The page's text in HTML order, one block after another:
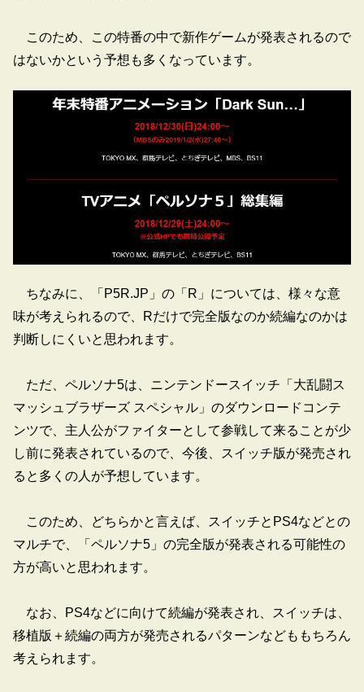
このため、この特番の中で新作ゲームが発表されるので
はないかという予想も多くなっています。
ちなみに、「P5R.JP」の「R」については、様々な意
味が考えられるので、Rだけで完全版なのか続編なのかは
判断しにくいと思われます。
ただ、ペルソナ5は、ニンテンドースイッチ「大乱闘ス
マッシュブラザーズ スペシャル」のダウンロードコンテ
ンツで、主人公がファイターとして参戦して来ることが少
し前に発表されているので、今後、スイッチ版が発売され
ると多くの人が予想しています。
このため、どちらかと言えば、スイッチとPS4などとの
マルチで、「ペルソナ5」の完全版が発表される可能性の
方が高いと思われます。
なお、PS4などに向けて続編が発表され、スイッチは、
移植版＋続編の両方が発売されるパターンなどももちろん
考えられます。